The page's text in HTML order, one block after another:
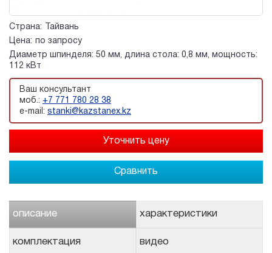
Страна:
Тайвань
Цена:
по запросу
Диаметр шпинделя: 50 мм, длина стола: 0,8 мм, мощность:
112 кВт
Ваш консультант
моб.: +7 771 780 28 38
e-mail: stanki@kazstanex.kz
Сравнить
описание характеристики
комплектация видео